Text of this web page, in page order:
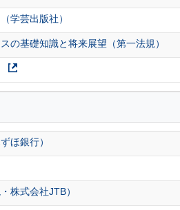
学芸出版社）
の基礎知識と将来展望（第一法規）
ほ銀行）
株式会社JTB）